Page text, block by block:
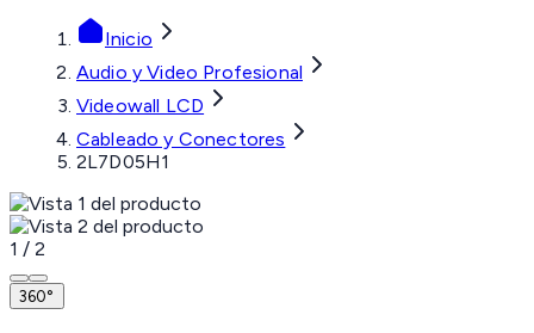
Inicio
Audio y Video Profesional
Videowall LCD
Cableado y Conectores
2L7D05H1
1 / 2
360°